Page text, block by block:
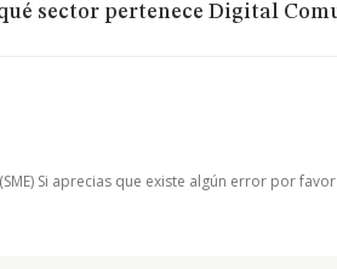
sector pertenece Digital
Si aprecias que existe algún error por